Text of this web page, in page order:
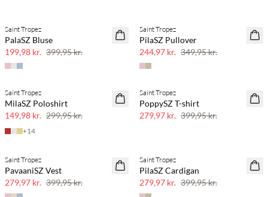
SAVE20
Saint Tropez
PalaSZ Bluse
199,98 kr. 399,95 kr.
SAVE20
Saint Tropez
PilaSZ Pullover
244,97 kr. 349,95 kr.
SAVE20
Saint Tropez
MilaSZ Poloshirt
149,98 kr. 299,95 kr.
+14
SAVE20
30% rabat
Saint Tropez
PoppySZ T-shirt
279,97 kr. 399,95 kr.
SAVE20
Saint Tropez
PavaaniSZ Vest
279,97 kr. 399,95 kr.
SAVE20
Saint Tropez
PilaSZ Cardigan
279,97 kr. 399,95 kr.